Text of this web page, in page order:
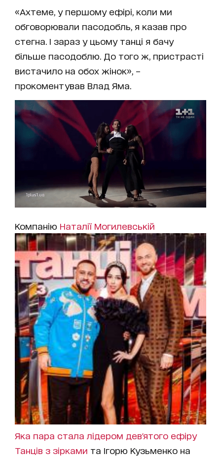
«Ахтеме, у першому ефірі, коли ми
обговорювали пасодобль, я казав про
стегна. І зараз у цьому танці я бачу
більше пасодоблю. До того ж, пристрасті
вистачило на обох жінок», –
прокоментував Влад Яма.
Компанію Наталії Могилевській
Яка пара стала лідером дев'ятого ефіру
Танців з зірками та Ігорю Кузьменко на